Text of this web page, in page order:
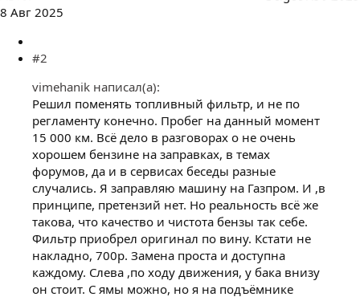
8 Авг 2025
#2
vimehanik написал(а):
Решил поменять топливный фильтр, и не по
регламенту конечно. Пробег на данный момент
15 000 км. Всё дело в разговорах о не очень
хорошем бензине на заправках, в темах
форумов, да и в сервисах беседы разные
случались. Я заправляю машину на Газпром. И ,в
принципе, претензий нет. Но реальность всё же
такова, что качество и чистота бензы так себе.
Фильтр приобрел оригинал по вину. Кстати не
накладно, 700р. Замена проста и доступна
каждому. Слева ,по ходу движения, у бака внизу
он стоит. С ямы можно, но я на подъёмнике